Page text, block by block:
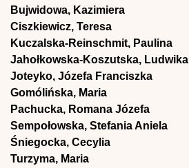
Bujwidowa, Kazimiera
Ciszkiewicz, Teresa
Kuczalska-Reinschmit, Paulina
Jahołkowska-Koszutska, Ludwika
Joteyko, Józefa Franciszka
Gomólińska, Maria
Pachucka, Romana Józefa
Sempołowska, Stefania Aniela
Śniegocka, Cecylia
Turzyma, Maria